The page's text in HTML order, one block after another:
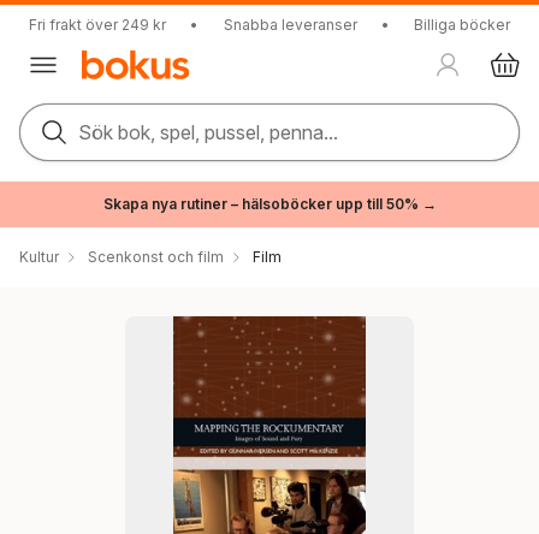
Fri frakt över 249 kr • Snabba leveranser • Billiga böcker
Sök bok, spel, pussel, penna...
Skapa nya rutiner – hälsoböcker upp till 50% →
Kultur Scenkonst och film Film